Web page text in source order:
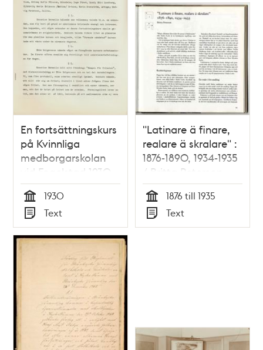
En fortsättningskurs
på Kvinnliga
medborgarskolan
vid Fogelstad 1930
Tid
1930
Typ
Text
"Latinare ä finare,
realare ä skralare" :
1876-1890, 1934-1935
/ Britta Peterson
Tid
1876 till 1935
Typ
Text